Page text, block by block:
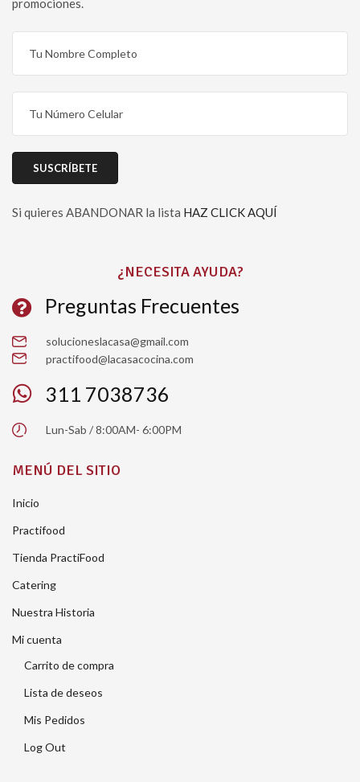
promociones.
Si quieres ABANDONAR la lista HAZ CLICK AQUÍ
¿NECESITA AYUDA?
Preguntas Frecuentes
solucioneslacasa@gmail.com
practifood@lacasacocina.com
311 7038736
Lun-Sab / 8:00AM- 6:00PM
MENÚ DEL SITIO
Inicio
Practifood
Tienda PractiFood
Catering
Nuestra Historia
Mi cuenta
Carrito de compra
Lista de deseos
Mis Pedidos
Log Out